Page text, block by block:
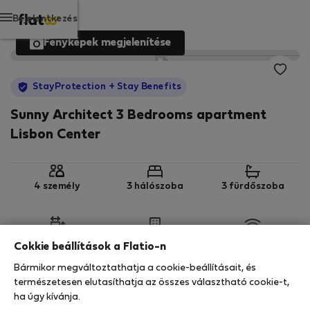
Bejelentkezés
Fényképek megjelenítése
StayProtection + Stay Benefits
Sunny Architect 3 Bedrooms apartment
Lisbon Center
4 személy 3 hálószoba 3 fürdőszoba
StayProtection Stay Benefits
Az Ön tartózkodását ebben az ingatlanban a
Cokkie beállítások a Flatio-n
Bármikor megváltoztathatja a cookie-beállításait, és
természetesen elutasíthatja az összes választható cookie-t,
ha úgy kívánja.